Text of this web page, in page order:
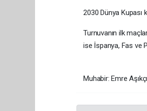
2030 Dünya Kupası
Turnuvanın ilk
ise İspanya, Fas ve
Muhabir: Emre Aşıkçı